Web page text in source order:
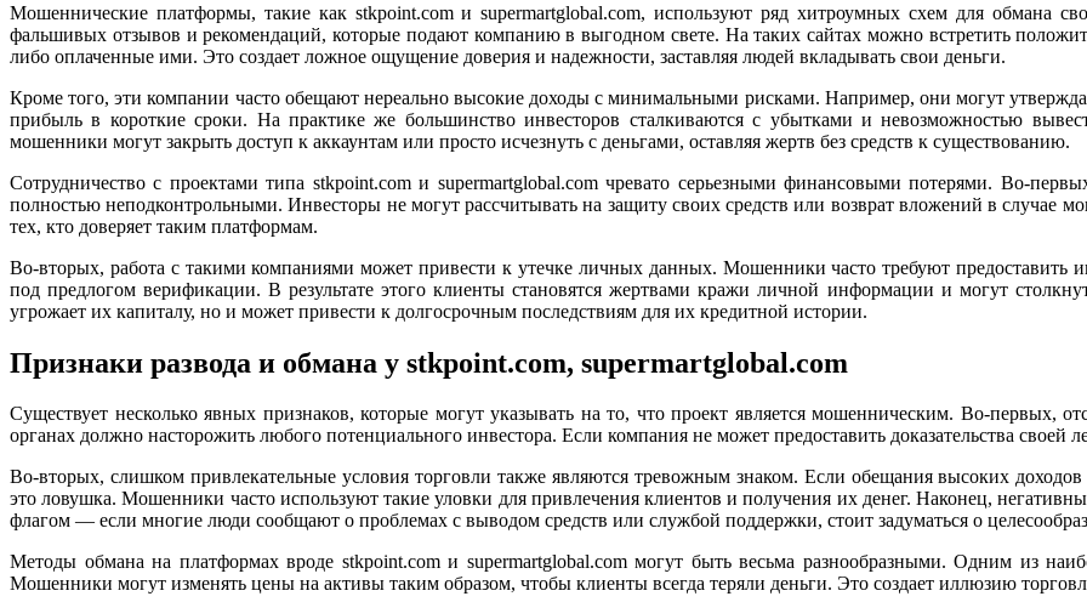
Мошеннические платформы, такие как stkpoint.com и supermartglobal.com, используют ряд хитроумных схем для обмана
фальшивых отзывов и рекомендаций, которые подают компанию в выгодном свете. На таких сайтах можно встретить
либо оплаченные ими. Это создает ложное ощущение доверия и надежности, заставляя людей вкладывать свои деньги.
Кроме того, эти компании часто обещают нереально высокие доходы с минимальными рисками. Например, они могут
прибыль в короткие сроки. На практике же большинство инвесторов сталкиваются с убытками и невозможностью
мошенники могут закрыть доступ к аккаунтам или просто исчезнуть с деньгами, оставляя жертв без средств к существованию.
Сотрудничество с проектами типа stkpoint.com и supermartglobal.com чревато серьезными финансовыми потерями. Во-
полностью неподконтрольными. Инвесторы не могут рассчитывать на защиту своих средств или возврат вложений в случае
тех, кто доверяет таким платформам.
Во-вторых, работа с такими компаниями может привести к утечке личных данных. Мошенники часто требуют
под предлогом верификации. В результате этого клиенты становятся жертвами кражи личной информации и могут
угрожает их капиталу, но и может привести к долгосрочным последствиям для их кредитной истории.
Признаки развода и обмана у stkpoint.com, supermartglobal.com
Существует несколько явных признаков, которые могут указывать на то, что проект является мошенническим. Во-первых,
органах должно насторожить любого потенциального инвестора. Если компания не может предоставить доказательства своей
Во-вторых, слишком привлекательные условия торговли также являются тревожным знаком. Если обещания высоких
это ловушка. Мошенники часто используют такие уловки для привлечения клиентов и получения их денег. Наконец,
флагом — если многие люди сообщают о проблемах с выводом средств или службой поддержки, стоит задуматься о
Методы обмана на платформах вроде stkpoint.com и supermartglobal.com могут быть весьма разнообразными. Одним из
Мошенники могут изменять цены на активы таким образом, чтобы клиенты всегда теряли деньги. Это создает иллюзию